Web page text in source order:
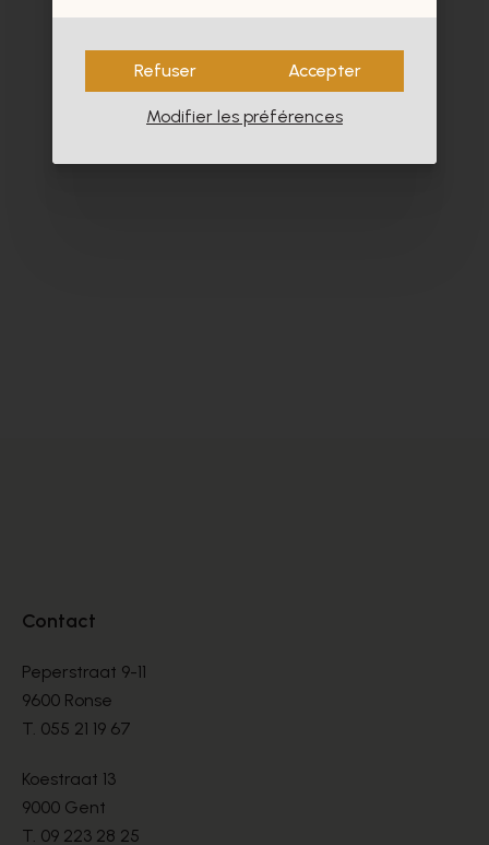
Contact
Peperstraat 9-11
9600 Ronse
T. 055 21 19 67
Koestraat 13
9000 Gent
T. 09 223 28 25
Refuser Accepter
Modifier les préférences